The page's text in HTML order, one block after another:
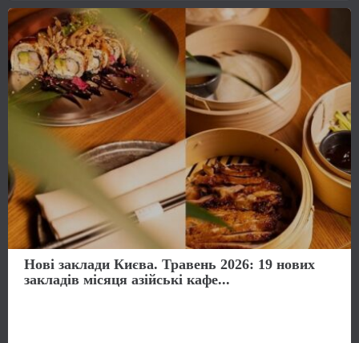
Нові заклади Києва. Травень 2026: 19 нових
закладів місяця азійські кафе...